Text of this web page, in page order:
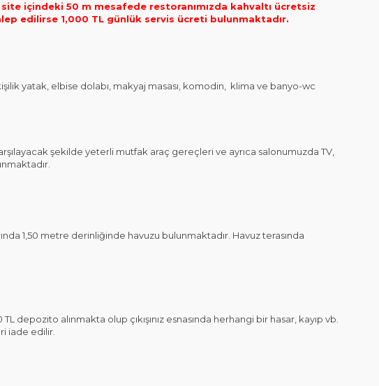
site içindeki 50 m mesafede restoranımızda kahvaltı ücretsiz
edilirse 1,000 TL günlük servis ücreti bulunmaktadır.
yatak, elbise dolabı, makyaj masası, komodin, klima ve banyo-wc
şekilde yeterli mutfak araç gereçleri ve ayrıca salonumuzda TV,
1,50 metre derinliğinde havuzu bulunmaktadır. Havuz terasında
alınmakta olup çıkışınız esnasında herhangi bir hasar, kayıp vb.
iade edilir.